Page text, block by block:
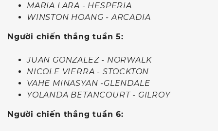
MARIA LARA - HESPERIA
WINSTON HOANG - ARCADIA
Người chiến thắng tuần 5:
JUAN GONZALEZ - NORWALK
NICOLE VIERRA - STOCKTON
VAHE MINASYAN -GLENDALE
YOLANDA BETANCOURT - GILROY
Người chiến thắng tuần 6: